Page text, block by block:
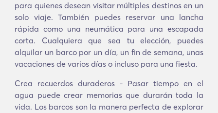
para quienes desean visitar múltiples destinos en un
solo viaje. También puedes reservar una lancha
rápida como una neumática para una escapada
corta. Cualquiera que sea tu elección, puedes
alquilar un barco por un día, un fin de semana, unas
vacaciones de varios días o incluso para una fiesta.
Crea recuerdos duraderos - Pasar tiempo en el
agua puede crear memorias que durarán toda la
vida. Los barcos son la manera perfecta de explorar